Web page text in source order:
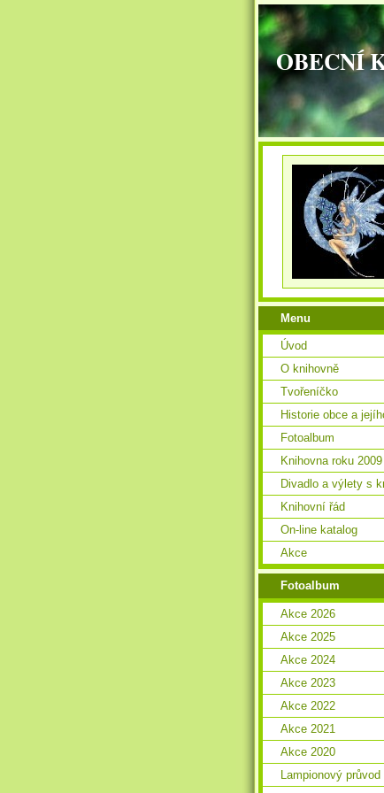
OBECNÍ
Menu
Úvod
O knihovně
Tvořeníčko
Historie obce a
Fotoalbum
Knihovna roku 2009
Divadlo a výlety s
Knihovní řád
On-line katalog
Akce
Fotoalbum
Akce 2026
Akce 2025
Akce 2024
Akce 2023
Akce 2022
Akce 2021
Akce 2020
Lampionový průvod